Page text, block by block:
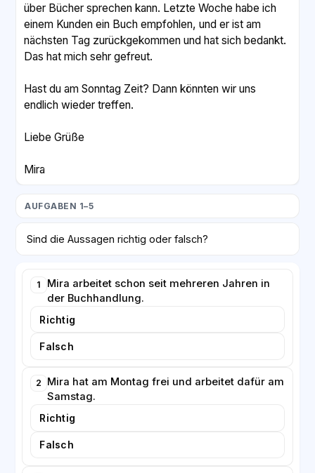
über Bücher sprechen kann. Letzte Woche habe ich
einem Kunden ein Buch empfohlen, und er ist am
nächsten Tag zurückgekommen und hat sich bedankt.
Das hat mich sehr gefreut.
Hast du am Sonntag Zeit? Dann könnten wir uns
endlich wieder treffen.
Liebe Grüße
Mira
AUFGABEN 1–5
Sind die Aussagen richtig oder falsch?
1
Mira arbeitet schon seit mehreren Jahren in
der Buchhandlung.
Richtig
Falsch
2
Mira hat am Montag frei und arbeitet dafür am
Samstag.
Richtig
Falsch